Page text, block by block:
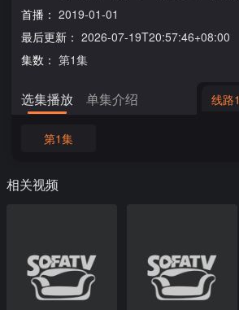
首播： 2019-01-01
最后更新： 2026-07-19T20:57:46+08:00
集数： 第1集
选集播放 单集介绍 线路1
第1集
相关视频